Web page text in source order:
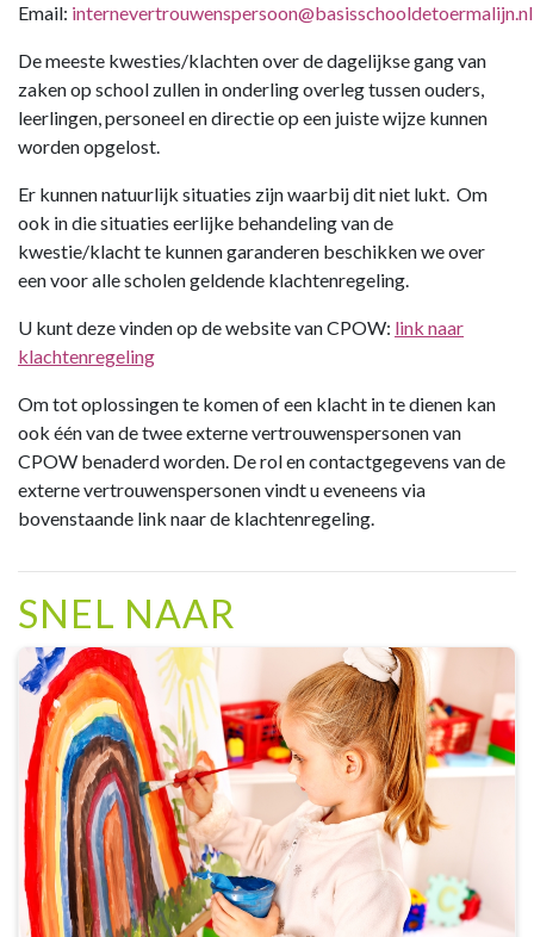
Email: internevertrouwenspersoon@basisschooldetoermalijn.nl
De meeste kwesties/klachten over de dagelijkse gang van
zaken op school zullen in onderling overleg tussen ouders,
leerlingen, personeel en directie op een juiste wijze kunnen
worden opgelost.
Er kunnen natuurlijk situaties zijn waarbij dit niet lukt. Om
ook in die situaties eerlijke behandeling van de
kwestie/klacht te kunnen garanderen beschikken we over
een voor alle scholen geldende klachtenregeling.
U kunt deze vinden op de website van CPOW: link naar
klachtenregeling
Om tot oplossingen te komen of een klacht in te dienen kan
ook één van de twee externe vertrouwenspersonen van
CPOW benaderd worden. De rol en contactgegevens van de
externe vertrouwenspersonen vindt u eveneens via
bovenstaande link naar de klachtenregeling.
SNEL NAAR